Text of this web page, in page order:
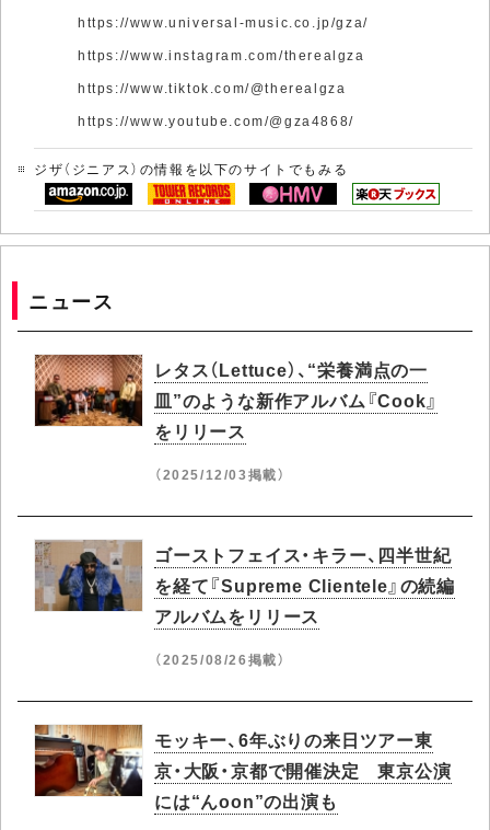
https://www.universal-music.co.jp/gza/
https://www.instagram.com/therealgza
https://www.tiktok.com/@therealgza
https://www.youtube.com/@gza4868/
ジザ（ジニアス）の情報を以下のサイトでもみる
ニュース
レタス（Lettuce）、“栄養満点の一
皿”のような新作アルバム『Cook』
をリリース
（2025/12/03掲載）
ゴーストフェイス・キラー、四半世紀
を経て『Supreme Clientele』の続編
アルバムをリリース
（2025/08/26掲載）
モッキー、6年ぶりの来日ツアー東
京・大阪・京都で開催決定 東京公演
には“んoon”の出演も